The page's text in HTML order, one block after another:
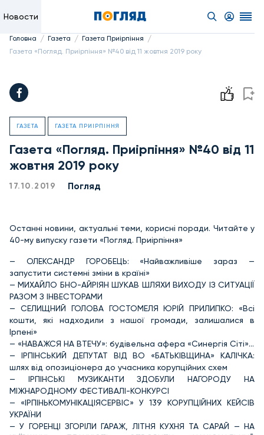
Новости
Головна / Газета / Газета Приірпіння /
Газета «Погляд. Приірпіння» №40 від 11 жовтня 2019 року
ГАЗЕТА ГАЗЕТА ПРИІРПІННЯ
Газета «Погляд. Приірпіння» №40 від 11
жовтня 2019 року
17.10.2019 Погляд
Останні новини, актуальні теми, корисні поради. Читайте у
40-му випуску газети «Погляд. Приірпіння»
— ОЛЕКСАНДР ГОРОБЕЦЬ: «Найважливіше зараз —
запустити системні зміни в країні»
— МИХАЙЛО БНО-АЙРІЯН ШУКАВ ШЛЯХИ ВИХОДУ ІЗ СИТУАЦІЇ
РАЗОМ З ІНВЕСТОРАМИ
— СЕЛИЩНИЙ ГОЛОВА ГОСТОМЕЛЯ ЮРІЙ ПРИЛИПКО: «Всі
кошти, які надходили з нашої громади, залишалися в
Ірпені»
— «НАВАЖСЯ НА ВТЕЧУ»: будівельна афера «Синергія Сіті»…
— ІРПІНСЬКИЙ ДЕПУТАТ ВІД ВО «БАТЬКІВЩИНА» КАЛІЧКА:
шлях від опозиціонера до учасника корупційних схем
— ІРПІНСЬКІ МУЗИКАНТИ ЗДОБУЛИ НАГОРОДУ НА
МІЖНАРОДНОМУ ФЕСТИВАЛІ-КОНКУРСІ
— «ІРПІНЬКОМУНІКАЦІЯСЕРВІС» У 139 КОРУПЦІЙНИХ КЕЙСІВ
УКРАЇНИ
— У ГОРЕНЦІ ЗГОРІЛИ ГАРАЖ, ЛІТНЯ КУХНЯ ТА САРАЙ — НА